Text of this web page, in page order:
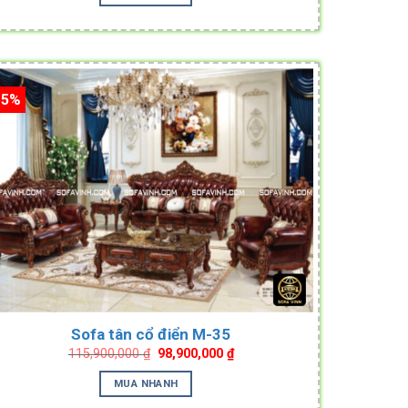
Sofa tân cổ điển M-35
115,900,000₫ Original
price
was:
115,900,000 ₫.
98,900,000₫Current
price
MUA NHANH